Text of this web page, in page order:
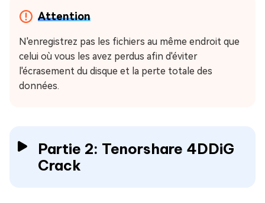
Attention
N'enregistrez pas les fichiers au même endroit que
celui où vous les avez perdus afin d'éviter
l'écrasement du disque et la perte totale des
données.
Partie 2: Tenorshare 4DDiG
Crack